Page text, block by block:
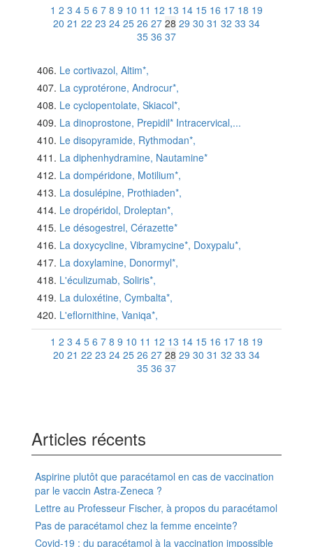
1 2 3 4 5 6 7 8 9 10 11 12 13 14 15 16 17 18 19
20 21 22 23 24 25 26 27 28 29 30 31 32 33 34
35 36 37
Le cortivazol, Altim*,
La cyprotérone, Androcur*,
Le cyclopentolate, Skiacol*,
La dinoprostone, Prepidil* Intracervical,...
Le disopyramide, Rythmodan*,
La diphenhydramine, Nautamine*
La dompéridone, Motilium*,
La dosulépine, Prothiaden*,
Le dropéridol, Droleptan*,
Le désogestrel, Cérazette*
La doxycycline, Vibramycine*, Doxypalu*,
La doxylamine, Donormyl*,
L'éculizumab, Soliris*,
La duloxétine, Cymbalta*,
L'eflornithine, Vaniqa*,
1 2 3 4 5 6 7 8 9 10 11 12 13 14 15 16 17 18 19
20 21 22 23 24 25 26 27 28 29 30 31 32 33 34
35 36 37
Articles récents
Aspirine plutôt que paracétamol en cas de vaccination
par le vaccin Astra-Zeneca ?
Lettre au Professeur Fischer, à propos du paracétamol
Pas de paracétamol chez la femme enceinte?
Covid-19 : du paracétamol à la vaccination impossible